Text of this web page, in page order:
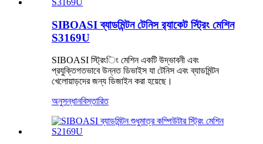
SIBOASI ব্যাডমিন্টন টেনিস র‌্যাকেট স্ট্রিং মেশিন
S3169U
SIBOASI স্ট্রিংিং মেশিন একটি উদ্ভাবনী এবং
প্রযুক্তিগতভাবে উন্নত ডিভাইস যা টেনিস এবং ব্যাডমিন্টন
খেলোয়াড়দের জন্য ডিজাইন করা হয়েছে।
অনুসন্ধানবিস্তারিত